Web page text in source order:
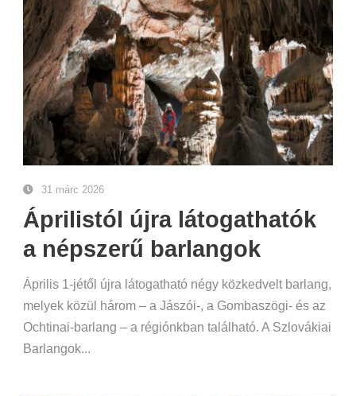
31 márc 2026
Áprilistól újra látogathatók
a népszerű barlangok
Április 1-jétől újra látogatható négy közkedvelt barlang,
melyek közül három – a Jászói-, a Gombaszögi- és az
Ochtinai-barlang – a régiónkban található. A Szlovákiai
Barlangok...